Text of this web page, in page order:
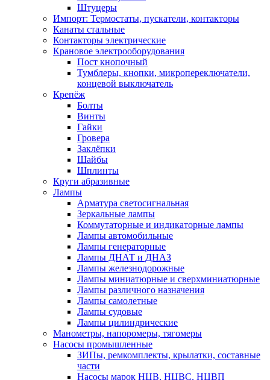
Штуцеры
Импорт: Термостаты, пускатели, контакторы
Канаты стальные
Контакторы электрические
Крановое электрооборудования
Пост кнопочный
Тумблеры, кнопки, микропереключатели,
концевой выключатель
Крепёж
Болты
Винты
Гайки
Гровера
Заклёпки
Шайбы
Шплинты
Круги абразивные
Лампы
Арматура светосигнальная
Зеркальные лампы
Коммутаторные и индикаторные лампы
Лампы автомобильные
Лампы генераторные
Лампы ДНАТ и ДНАЗ
Лампы железнодорожные
Лампы миниатюрные и сверхминиатюрные
Лампы различного назначения
Лампы самолетные
Лампы судовые
Лампы цилиндрические
Манометры, напоромеры, тягомеры
Насосы промышленные
ЗИПы, ремкомплекты, крылатки, составные
части
Насосы марок НЦВ, НЦВС, НЦВП